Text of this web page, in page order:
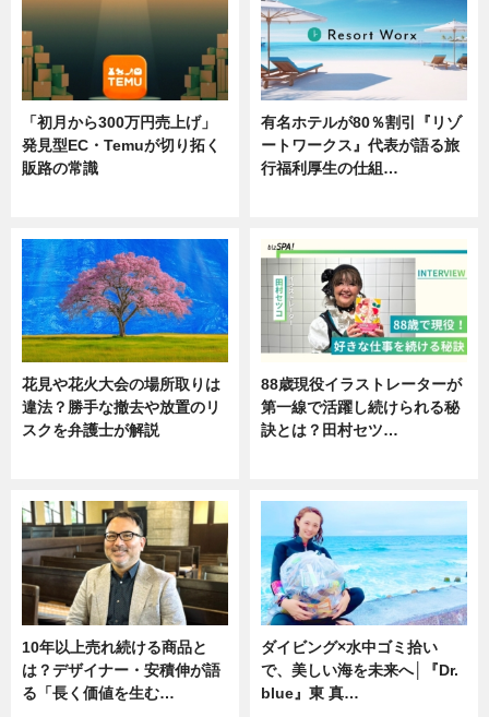
「初月から300万円売上げ」
発見型EC・Temuが切り拓く
販路の常識
有名ホテルが80％割引『リゾ
ートワークス』代表が語る旅
行福利厚生の仕組…
花見や花火大会の場所取りは
違法？勝手な撤去や放置のリ
スクを弁護士が解説
88歳現役イラストレーターが
第一線で活躍し続けられる秘
訣とは？田村セツ…
10年以上売れ続ける商品と
は？デザイナー・安積伸が語
る「長く価値を生む…
ダイビング×水中ゴミ拾い
で、美しい海を未来へ│『Dr.
blue』東 真…